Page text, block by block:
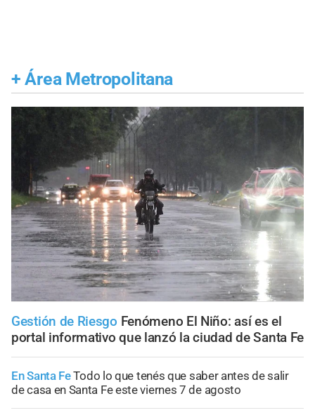
+ Área Metropolitana
Gestión de Riesgo Fenómeno El Niño: así es el
portal informativo que lanzó la ciudad de Santa Fe
En Santa FeTodo lo que tenés que saber antes de salir
de casa en Santa Fe este viernes 7 de agosto